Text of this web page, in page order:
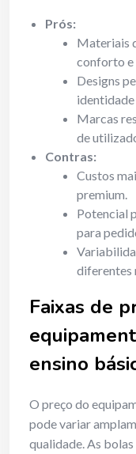
Prós:
Materiais
conforto e
Designs
identidade
Marcas
de
Contras:
Custos
premium.
Potencial
para
diferentes
Faixas de
ensino
O preço do
pode variar
qualidade. As